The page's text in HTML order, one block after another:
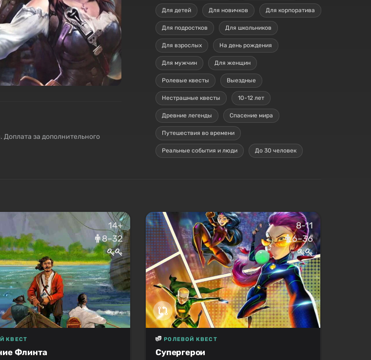
Для детей Для новичков Для корпоратива
Для подростков Для школьников
Для взрослых На день рождения
Для мужчин Для женщин
Ролевые квесты Выездные
Нестрашные квесты 10-12 лет
Древние легенды Спасение мира
Путешествия во времени
Реальные события и люди До 30 человек
Доплата за дополнительного
14+
8–32
Флинта
КВЕСТ
8-11
6–36
Супергерои
РОЛЕВОЙ КВЕСТ